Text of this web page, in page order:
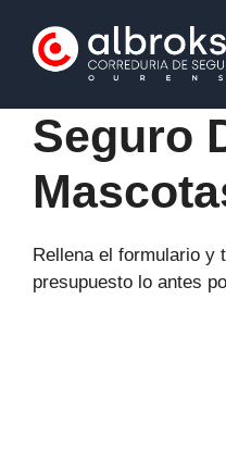
contenido
Seguro
Rellena el formulario y
presupuesto lo antes